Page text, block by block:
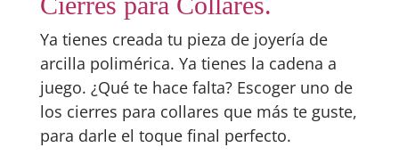
Ya tienes creada tu pieza de joyería de
arcilla polimérica. Ya tienes la cadena a
juego. ¿Qué te hace falta? Escoger uno de
los cierres para collares que más te guste,
para darle el toque final perfecto.